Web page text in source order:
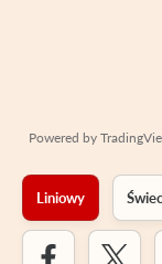
Powered by
Liniowy